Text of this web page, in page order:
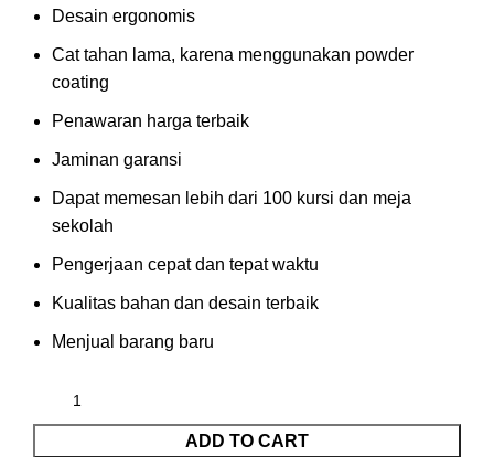
Desain ergonomis
Cat tahan lama, karena menggunakan powder
coating
Penawaran harga terbaik
Jaminan garansi
Dapat memesan lebih dari 100 kursi dan meja
sekolah
Pengerjaan cepat dan tepat waktu
Kualitas bahan dan desain terbaik
Menjual barang baru
ADD TO CART